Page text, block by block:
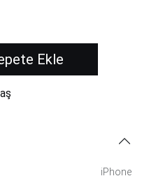
Ekle
iPhone